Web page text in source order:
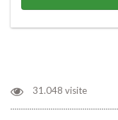
31.048 visite